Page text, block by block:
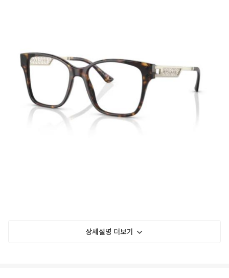
상세설명 더보기